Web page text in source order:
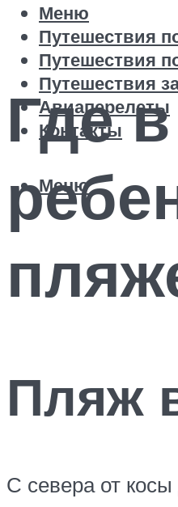
Путешествия
Путешествия
Путешествия
Авиаперелеты
Контакты
Меню
Меню
Где
Пляж
С севера от